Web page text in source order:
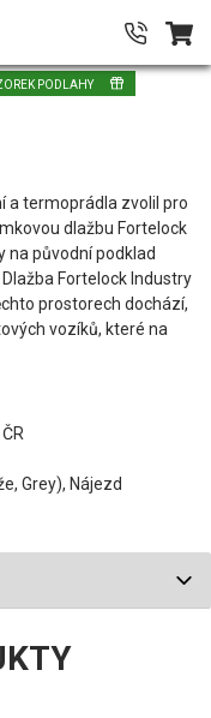
PODLAHY
a termoprádla zvolil pro
dlažbu Fortelock
na původní podklad
Fortelock Industry
prostorech dochází,
vozíků, které na
Grey), Nájezd